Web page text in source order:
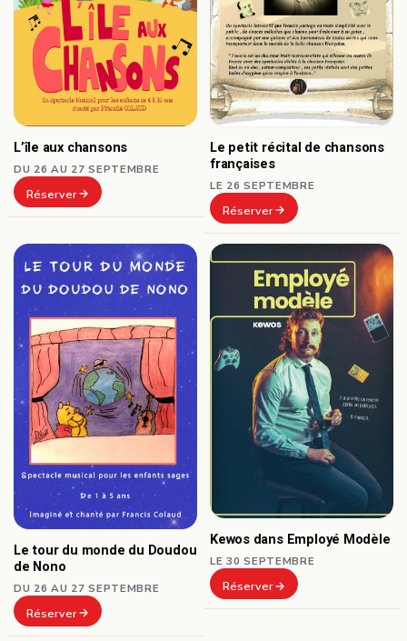
L’île aux chansons
DU 26 AU 27 SEPTEMBRE
Réserver
Le petit récital de chansons
françaises
LE 26 SEPTEMBRE
Réserver
Le tour du monde du Doudou
de Nono
DU 26 AU 27 SEPTEMBRE
Réserver
Kewos dans Employé Modèle
LE 30 SEPTEMBRE
Réserver